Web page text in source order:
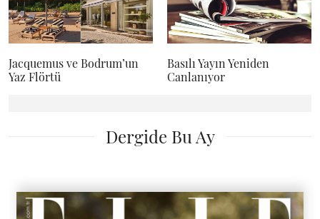
Jacquemus ve Bodrum’un
Yaz Flörtü
Basılı Yayın Yeniden
Canlanıyor
Dergide Bu Ay